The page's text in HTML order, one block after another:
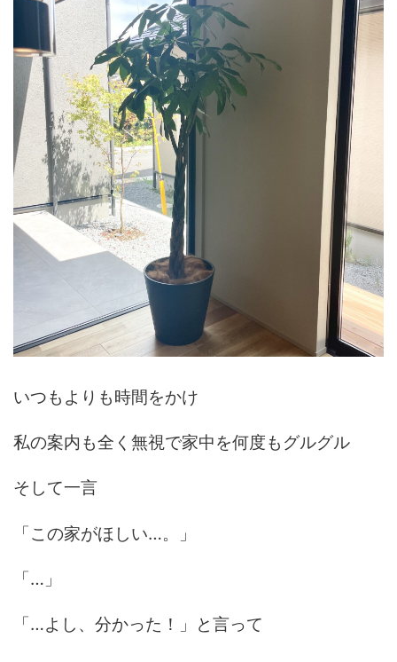
いつもよりも時間をかけ
私の案内も全く無視で家中を何度もグルグル
そして一言
「この家がほしい…。」
「…」
「…よし、分かった！」と言って